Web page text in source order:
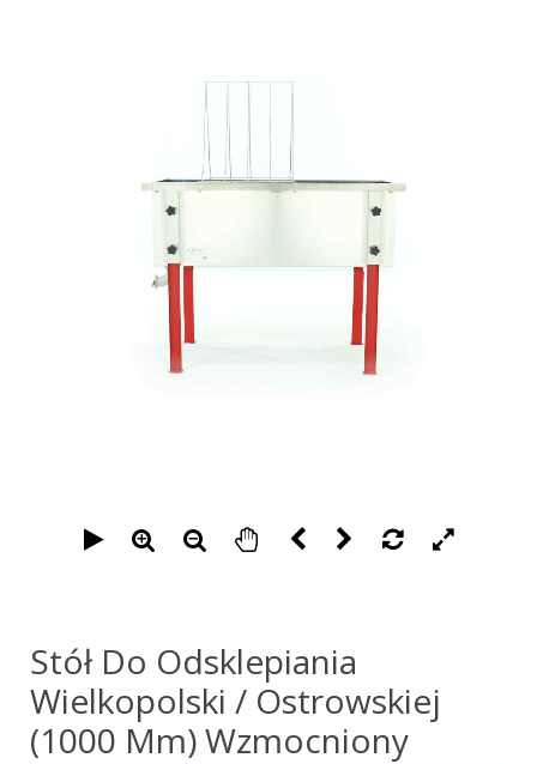
Stół Do Odsklepiania
Wielkopolski / Ostrowskiej
(1000 Mm) Wzmocniony